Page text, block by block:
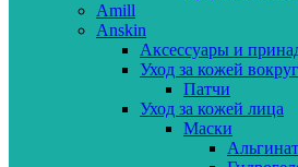
Amill
Anskin
Аксессуары и
Уход за кожей
Патчи
Уход за кожей лица
Маски